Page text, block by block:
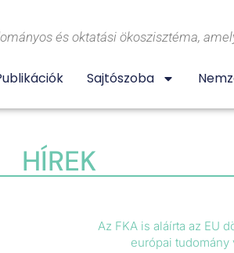
és oktatási ökoszisztéma,
Sajtószoba
HÍREK
Az FKA is aláírta az EU
európai